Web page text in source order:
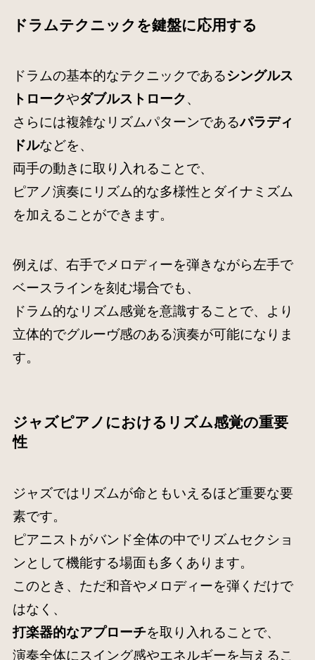
ドラムテクニックを鍵盤に応用する
ドラムの基本的なテクニックであるシングルス
トロークやダブルストローク、
さらには複雑なリズムパターンであるパラディ
ドルなどを、
両手の動きに取り入れることで、
ピアノ演奏にリズム的な多様性とダイナミズム
を加えることができます。
例えば、右手でメロディーを弾きながら左手で
ベースラインを刻む場合でも、
ドラム的なリズム感覚を意識することで、より
立体的でグルーヴ感のある演奏が可能になりま
す。
ジャズピアノにおけるリズム感覚の重要
性
ジャズではリズムが命ともいえるほど重要な要
素です。
ピアニストがバンド全体の中でリズムセクショ
ンとして機能する場面も多くあります。
このとき、ただ和音やメロディーを弾くだけで
はなく、
打楽器的なアプローチを取り入れることで、
演奏全体にスイング感やエネルギーを与えるこ